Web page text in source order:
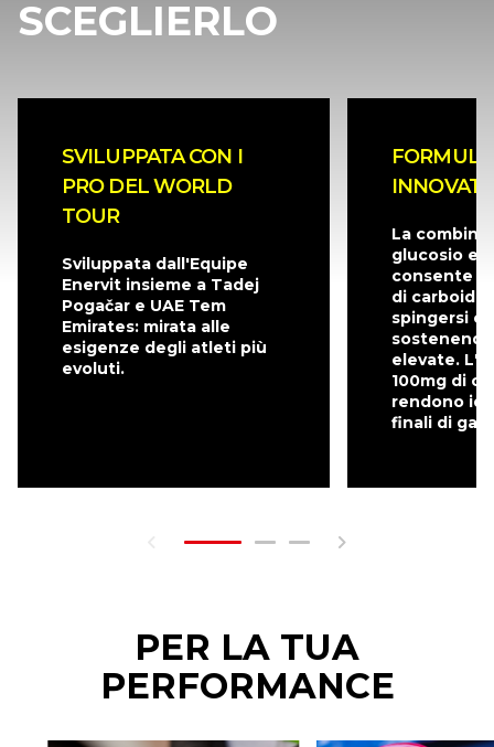
SCEGLIERLO
SVILUPPATA CON I
PRO DEL WORLD
TOUR
Sviluppata dall'Equipe
Enervit insieme a Tadej
Pogačar e UAE Tem
Emirates: mirata alle
esigenze degli atleti più
evoluti.
FORMULA
La
glucosio e
consente
di
spingersi
elevate.
100mg di
rendono
finali di
PER LA TUA
PERFORMANCE